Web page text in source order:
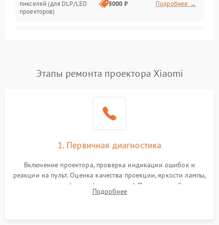
пикселей (для DLP/LED
проекторов)
5000 ₽ Подробнее →
Нестабильная яркость или
контраст
4000 ₽ Подробнее →
Неравномерная подсветка
автоматическая коррекция
трапеции (Keystone)
Проблемы с
масштабированием
Подробнее →
Этапы ремонта проектора Xiaomi
1. Первичная диагностика
Включение проектора, проверка индикации ошибок и
реакции на пульт. Оценка качества проекции, яркости лампы,
наличия артефактов (точки, пятна). Проверка работы
системы охлаждения по уровню шума вентиляторов.
Подробнее